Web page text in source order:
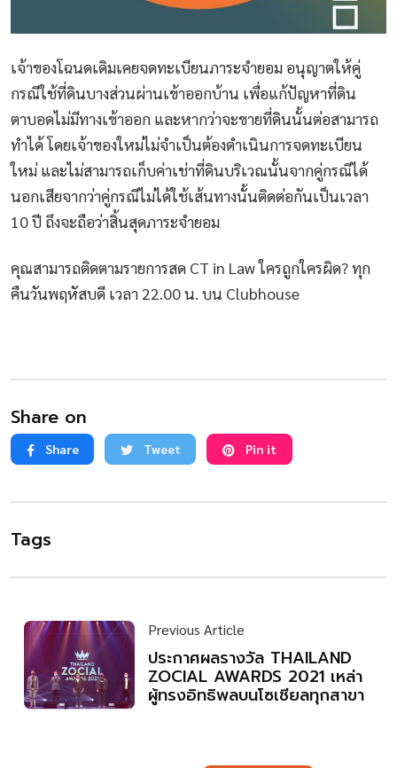
เจ้าของโฉนดเดิมเคยจดทะเบียนภาระจำยอม อนุญาตให้คู่
กรณีใช้ที่ดินบางส่วนผ่านเข้าออกบ้าน เพื่อแก้ปัญหาที่ดิน
ตาบอดไม่มีทางเข้าออก และหากว่าจะขายที่ดินนั้นต่อสามารถ
ทำได้ โดยเจ้าของใหม่ไม่จำเป็นต้องดำเนินการจดทะเบียน
ใหม่ และไม่สามารถเก็บค่าเช่าที่ดินบริเวณนั้นจากคู่กรณีได้
นอกเสียจากว่าคู่กรณีไม่ได้ใช้เส้นทางนั้นติดต่อกันเป็นเวลา
10 ปี ถึงจะถือว่าสิ้นสุดภาระจำยอม
คุณสามารถติดตามรายการสด CT in Law ใครถูกใครผิด? ทุก
คืนวันพฤหัสบดี เวลา 22.00 น. บน Clubhouse
Share on
Share Tweet Pin it
Tags
Previous Article
ประกาศผลรางวัล THAILAND
ZOCIAL AWARDS 2021 เหล่า
ผู้ทรงอิทธิพลบนโซเชียลทุกสาขา